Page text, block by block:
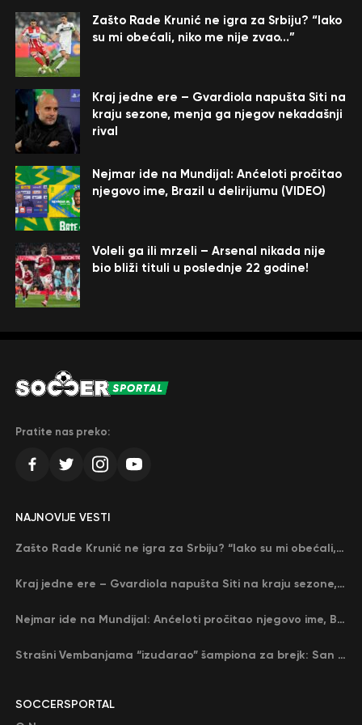
Zašto Rade Krunić ne igra za Srbiju? “Iako
su mi obećali, niko me nije zvao…”
Kraj jedne ere – Gvardiola napušta Siti na
kraju sezone, menja ga njegov nekadašnji
rival
Nejmar ide na Mundijal: Anćeloti pročitao
njegovo ime, Brazil u delirijumu (VIDEO)
Voleli ga ili mrzeli – Arsenal nikada nije
bio bliži tituli u poslednje 22 godine!
Pratite nas preko:
SOCCERSPORTAL
NAJNOVIJE VESTI
Zašto Rade Krunić ne igra za Srbiju? “Iako su mi obećali, niko me nije zvao…”
Kraj jedne ere – Gvardiola napušta Siti na kraju sezone, menja ga njegov nekadašnji rival
Nejmar ide na Mundijal: Anćeloti pročitao njegovo ime, Brazil u delirijumu (VIDEO)
Strašni Vembanjama “izudarao” šampiona za brejk: San Antonio poveo protiv Oklahome